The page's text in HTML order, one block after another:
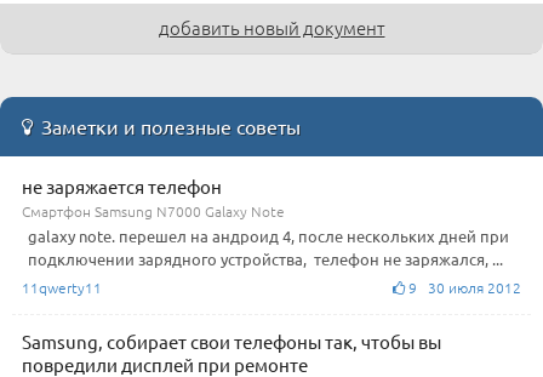
добавить новый документ
Заметки и полезные советы
не заряжается телефон
Смартфон Samsung N7000 Galaxy Note
galaxy note. перешел на андроид 4, после нескольких дней при
подключении зарядного устройства, телефон не заряжался, ...
11qwerty11 9 30 июля 2012
Samsung, собирает свои телефоны так, чтобы вы
повредили дисплей при ремонте